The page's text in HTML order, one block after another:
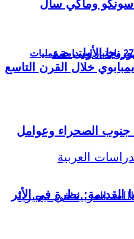
متلازمة مقديشو: القرار 2719 واختبار استدامة عمليات
سونكو وماكي سال
الأولى ضد
خلال القرن التاسع
جنوب الصحراء وعوامل
القديمة: نظرة في الأثر